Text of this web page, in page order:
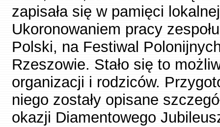
zapisała się w pamięci
Ukoronowaniem pracy
Polski, na Festiwal
Rzeszowie. Stało się to
organizacji i rodziców.
niego zostały opisane
okazji Diamentowego